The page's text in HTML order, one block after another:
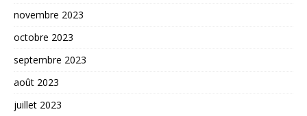
novembre 2023
octobre 2023
septembre 2023
août 2023
juillet 2023